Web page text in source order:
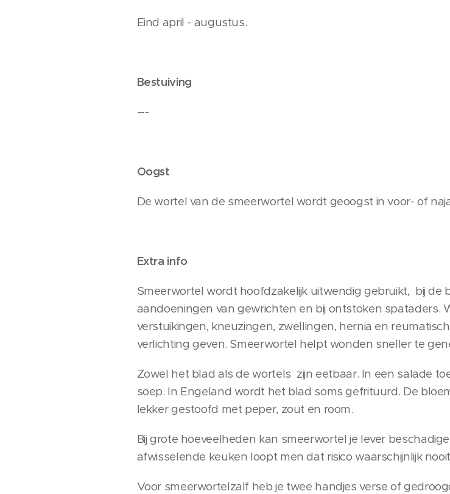
Eind april - augustus.
Bestuiving
---
Oogst
De wortel van de smeerwortel wordt geoogst in voor- of
Extra info
Smeerwortel wordt hoofdzakelijk uitwendig gebruikt, bij de
aandoeningen van gewrichten en bij ontstoken spataders.
verstuikingen, kneuzingen, zwellingen, hernia en
verlichting geven. Smeerwortel helpt wonden sneller te
Zowel het blad als de wortels zijn eetbaar. In een salade
soep. In Engeland wordt het blad soms gefrituurd. De
lekker gestoofd met peper, zout en room.
Bij grote hoeveelheden kan smeerwortel je lever
afwisselende keuken loopt men dat risico waarschijnlijk
Voor smeerwortelzalf heb je twee handjes verse of